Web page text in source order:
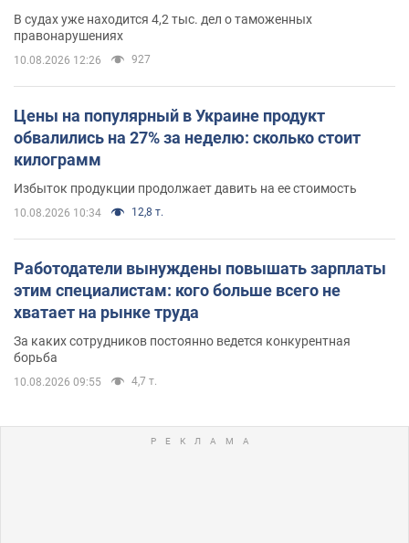
В судах уже находится 4,2 тыс. дел о таможенных
правонарушениях
10.08.2026 12:26 927
Цены на популярный в Украине продукт
обвалились на 27% за неделю: сколько стоит
килограмм
Избыток продукции продолжает давить на ее стоимость
10.08.2026 10:34 12,8 т.
Работодатели вынуждены повышать зарплаты
этим специалистам: кого больше всего не
хватает на рынке труда
За каких сотрудников постоянно ведется конкурентная
борьба
10.08.2026 09:55 4,7 т.